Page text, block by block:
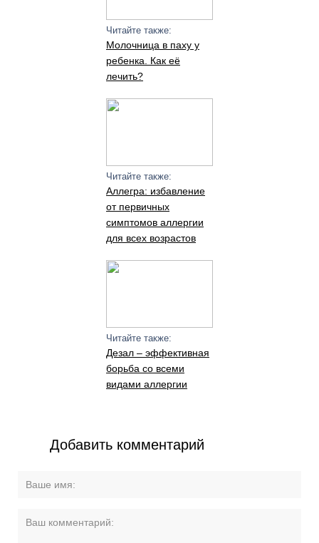
Читайте также:
Молочница в паху у
ребенка. Как её
лечить?
Читайте также:
Аллегра: избавление
от первичных
симптомов аллергии
для всех возрастов
Читайте также:
Дезал – эффективная
борьба со всеми
видами аллергии
Добавить комментарий